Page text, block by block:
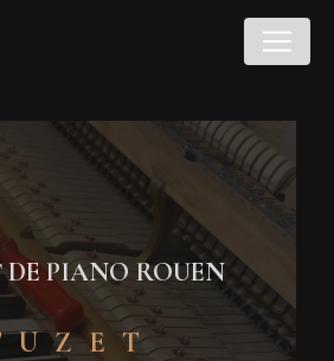
PIANO ROUEN